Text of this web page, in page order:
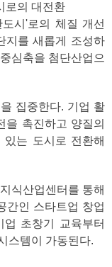
로의 대전환
시'로의 체질 개선
지를 새롭게 조성하
심축을 첨단산업으
집중한다. 기업 활
을 촉진하고 양질의
는 도시로 전환해
식산업센터를 통해
간인 스타트업 창업
초창기 교육부터
스템이 가동된다.